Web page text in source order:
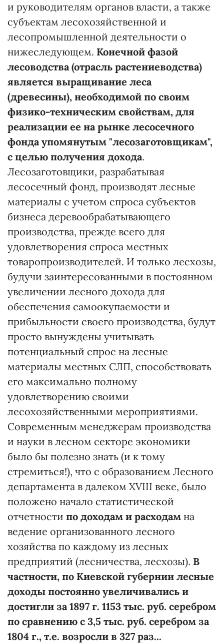
и руководителям органов власти, а также
субъектам лесохозяйственной и
лесопромышленной деятельности о
нижеследующем. Конечной фазой
лесоводства (отрасль растениеводства)
является выращивание леса
(древесины), необходимой по своим
физико-техническим свойствам, для
реализации ее на рынке лесосечного
фонда упомянутым "лесозаготовщикам",
с целью получения дохода.
Лесозаготовщики, разрабатывая
лесосечный фонд, производят лесные
материалы с учетом спроса субъектов
бизнеса деревообрабатывающего
производства, прежде всего для
удовлетворения спроса местных
товаропроизводителей. И только лесхозы,
будучи заинтересованными в постоянном
увеличении лесного дохода для
обеспечения самоокупаемости и
прибыльности своего производства, будут
просто вынуждены учитывать
потенциальный спрос на лесные
материалы местных СЛП, способствовать
его максимально полному
удовлетворению своими
лесохозяйственными мероприятиями.
Современным менеджерам производства
и науки в лесном секторе экономики
было бы полезно знать (и к тому
стремиться!), что с образованием Лесного
департамента в далеком XVIII веке, было
положено начало статистической
отчетности по доходам и расходам на
ведение организованного лесного
хозяйства по каждому из лесных
предприятий (лесничества, лесхозы). В
частности, по Киевской губернии лесные
доходы постоянно увеличивались и
достигли за 1897 г. 1153 тыс. руб. серебром
по сравнению с 3,5 тыс. руб. серебром за
1804 г., т.е. возросли в 327 раз...